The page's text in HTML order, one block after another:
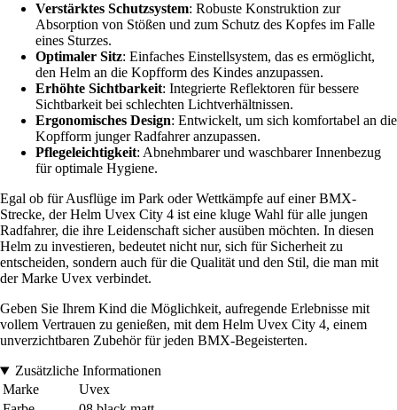
Verstärktes Schutzsystem: Robuste Konstruktion zur
Absorption von Stößen und zum Schutz des Kopfes im Falle
eines Sturzes.
Optimaler Sitz: Einfaches Einstellsystem, das es ermöglicht,
den Helm an die Kopfform des Kindes anzupassen.
Erhöhte Sichtbarkeit: Integrierte Reflektoren für bessere
Sichtbarkeit bei schlechten Lichtverhältnissen.
Ergonomisches Design: Entwickelt, um sich komfortabel an die
Kopfform junger Radfahrer anzupassen.
Pflegeleichtigkeit: Abnehmbarer und waschbarer Innenbezug
für optimale Hygiene.
Egal ob für Ausflüge im Park oder Wettkämpfe auf einer BMX-
Strecke, der Helm Uvex City 4 ist eine kluge Wahl für alle jungen
Radfahrer, die ihre Leidenschaft sicher ausüben möchten. In diesen
Helm zu investieren, bedeutet nicht nur, sich für Sicherheit zu
entscheiden, sondern auch für die Qualität und den Stil, die man mit
der Marke Uvex verbindet.
Geben Sie Ihrem Kind die Möglichkeit, aufregende Erlebnisse mit
vollem Vertrauen zu genießen, mit dem Helm Uvex City 4, einem
unverzichtbaren Zubehör für jeden BMX-Begeisterten.
Zusätzliche Informationen
Marke
Uvex